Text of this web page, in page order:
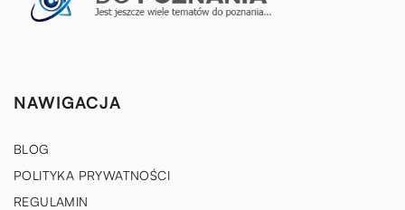
NAWIGACJA
BLOG
POLITYKA PRYWATNOŚCI
REGULAMIN